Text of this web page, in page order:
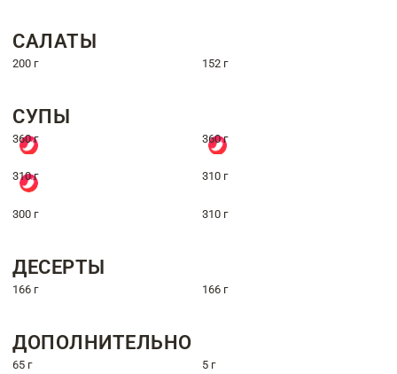
САЛАТЫ
200 г 152 г
СУПЫ
360 г 360 г
310 г 310 г
300 г 310 г
ДЕСЕРТЫ
166 г 166 г
ДОПОЛНИТЕЛЬНО
65 г 5 г